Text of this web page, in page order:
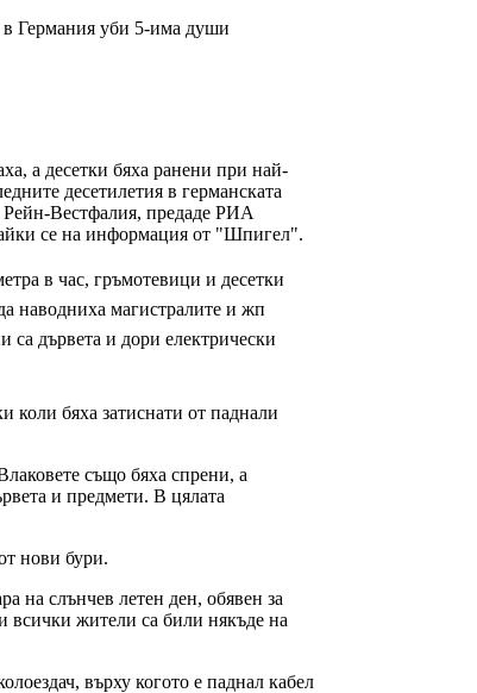
в Германия уби 5-има души
а десетки бяха ранени при най-
десетилетия в германската
Вестфалия, предаде РИА
се на информация от "Шпигел".
в час, гръмотевици и десетки
наводниха магистралите и жп
са дървета и дори електрически
коли бяха затиснати от паднали
също бяха спрени, а
и предмети. В цялата
нови бури.
на слънчев летен ден, обявен за
всички жители са били някъде на
върху когото е паднал кабел